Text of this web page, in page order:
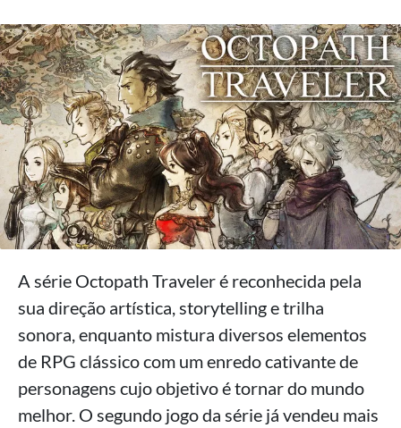
A série Octopath Traveler é reconhecida pela
sua direção artística, storytelling e trilha
sonora, enquanto mistura diversos elementos
de RPG clássico com um enredo cativante de
personagens cujo objetivo é tornar do mundo
melhor. O segundo jogo da série já vendeu mais